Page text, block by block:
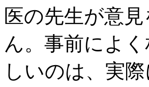
医の先生が意
ん。事前によ
しいのは、実